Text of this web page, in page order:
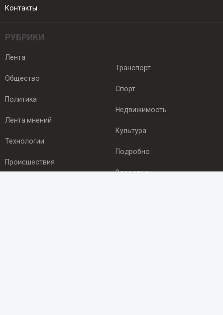
Контакты
РУБРИКИ
Лента
Общество
Политика
Лента мнений
Технологии
Происшествия
Транспорт
Спорт
Недвижимость
Культура
Подробно
Здоровье